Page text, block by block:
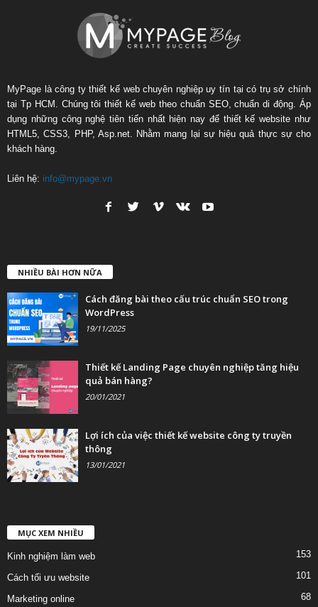
MyPage là công ty thiết kế web chuyên nghiệp uy tín tại có trụ sở chính
tại Tp HCM. Chúng tôi thiết kế web theo chuẩn SEO, chuẩn di động. Áp
dụng những công nghệ tiên tiến nhất hiện nay để thiết kế website như
HTML5, CSS3, PHP, Asp.net. Nhằm mang lại sự hiệu quả thực sự cho
khách hàng.
Liên hệ: info@mypage.vn
NHIỀU BÀI HƠN NỮA
Cách đăng bài theo cấu trúc chuẩn SEO trong
WordPress
19/11/2025
Thiết kế Landing Page chuyên nghiệp tăng hiệu
quả bán hàng?
20/01/2021
Lợi ích của việc thiết kế website công ty truyền
thông
13/01/2021
MỤC XEM NHIỀU
Kinh nghiệm làm web 153
Cách tối ưu website 101
Marketing online 68